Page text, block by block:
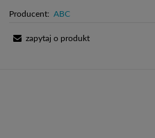
Producent: ABC
zapytaj o produkt